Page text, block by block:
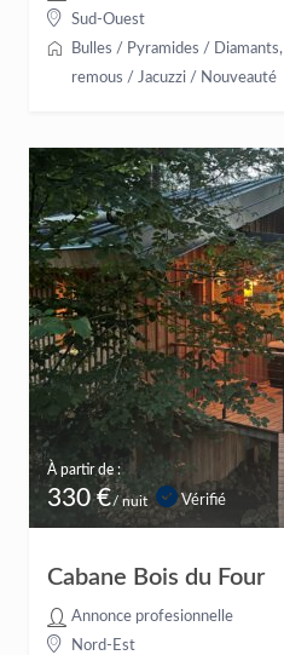
Sud-Ouest
Bulles / Pyramides / Diamants,
remous / Jacuzzi / Nouveauté
À partir de :
330 €/ nuit Vérifié
Cabane Bois du Four
Annonce profesionnelle
Nord-Est